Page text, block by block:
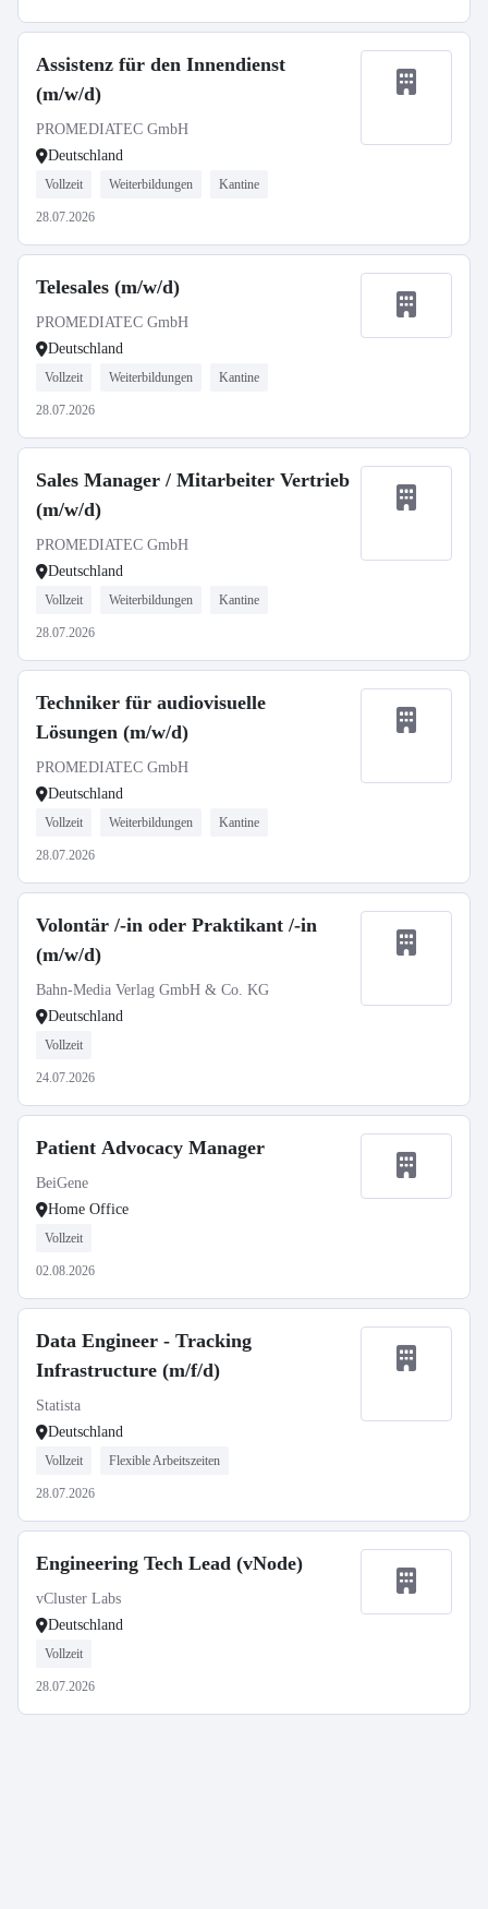
Assistenz für den Innendienst
(m/w/d)
PROMEDIATEC GmbH
Deutschland
Vollzeit Weiterbildungen Kantine
28.07.2026
Telesales (m/w/d)
PROMEDIATEC GmbH
Deutschland
Vollzeit Weiterbildungen Kantine
28.07.2026
Sales Manager / Mitarbeiter Vertrieb
(m/w/d)
PROMEDIATEC GmbH
Deutschland
Vollzeit Weiterbildungen Kantine
28.07.2026
Techniker für audiovisuelle
Lösungen (m/w/d)
PROMEDIATEC GmbH
Deutschland
Vollzeit Weiterbildungen Kantine
28.07.2026
Volontär /-in oder Praktikant /-in
(m/w/d)
Bahn-Media Verlag GmbH & Co. KG
Deutschland
Vollzeit
24.07.2026
Patient Advocacy Manager
BeiGene
Home Office
Vollzeit
02.08.2026
Data Engineer - Tracking
Infrastructure (m/f/d)
Statista
Deutschland
Vollzeit Flexible Arbeitszeiten
28.07.2026
Engineering Tech Lead (vNode)
vCluster Labs
Deutschland
Vollzeit
28.07.2026